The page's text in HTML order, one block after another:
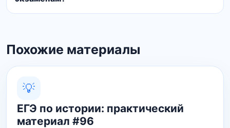
Похожие материалы
💡
ЕГЭ по истории: практический
материал #96